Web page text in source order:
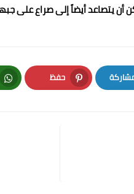
يتصاعد أيضاً إلى صراع على
حفظ
Pinterest